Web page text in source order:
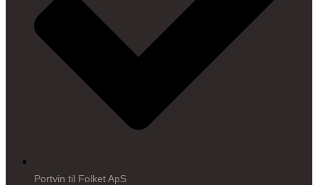
Portvin til Folket ApS